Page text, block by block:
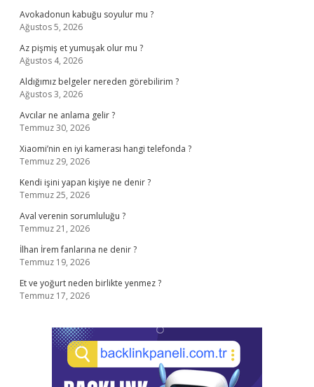
Avokadonun kabuğu soyulur mu ?
Ağustos 5, 2026
Az pişmiş et yumuşak olur mu ?
Ağustos 4, 2026
Aldığımız belgeler nereden görebilirim ?
Ağustos 3, 2026
Avcılar ne anlama gelir ?
Temmuz 30, 2026
Xiaomi’nin en iyi kamerası hangi telefonda ?
Temmuz 29, 2026
Kendi işini yapan kişiye ne denir ?
Temmuz 25, 2026
Aval verenin sorumluluğu ?
Temmuz 21, 2026
İlhan İrem fanlarına ne denir ?
Temmuz 19, 2026
Et ve yoğurt neden birlikte yenmez ?
Temmuz 17, 2026